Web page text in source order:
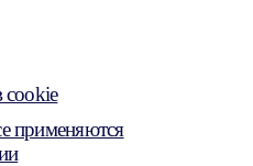
cookie
применяются